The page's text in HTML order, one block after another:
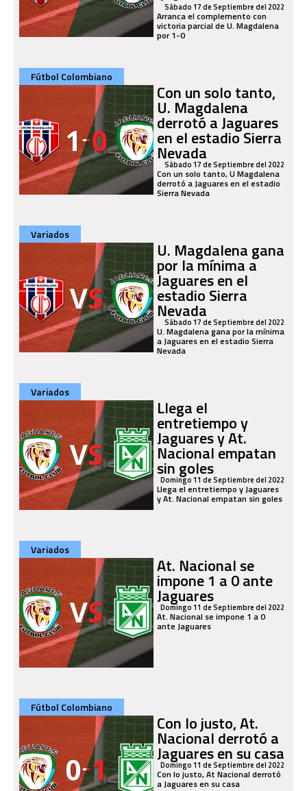
Sábado 17 de Septiembre del 2022
Arranca el complemento con
victoria parcial de U. Magdalena
por 1-0
Fútbol Colombiano
Con un solo tanto,
U. Magdalena
derrotó a Jaguares
en el estadio Sierra
Nevada
Sábado 17 de Septiembre del 2022
Con un solo tanto, U Magdalena
derrotó a Jaguares en el estadio
Sierra Nevada
Variados
U. Magdalena gana
por la mínima a
Jaguares en el
estadio Sierra
Nevada
Sábado 17 de Septiembre del 2022
U. Magdalena gana por la mínima
a Jaguares en el estadio Sierra
Nevada
Variados
Llega el
entretiempo y
Jaguares y At.
Nacional empatan
sin goles
Domingo 11 de Septiembre del 2022
Llega el entretiempo y Jaguares
y At. Nacional empatan sin goles
Variados
At. Nacional se
impone 1 a 0 ante
Jaguares
Domingo 11 de Septiembre del 2022
At. Nacional se impone 1 a 0
ante Jaguares
Fútbol Colombiano
Con lo justo, At.
Nacional derrotó a
Jaguares en su casa
Domingo 11 de Septiembre del 2022
Con lo justo, At Nacional derrotó
a Jaguares en su casa